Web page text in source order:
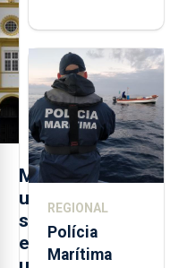
M
u
s
e
contraditória"
sobre
evolução
turística
REGIONAL
Polícia
Marítima